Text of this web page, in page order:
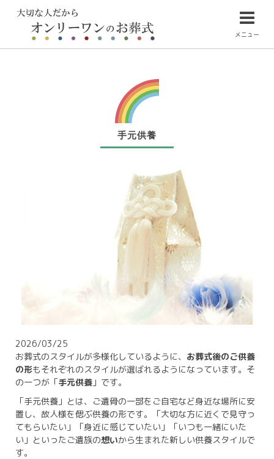
メニュー
手元供養
2026/03/25
お葬式のスタイルが多様化しているように、 お葬式後のご供養
の形もそれぞれのスタイルが選ばれるようになっています。そ
の一つが「手元供養 」です。
「手元供養」とは、ご遺骨の一部をご自宅など身近な場所に安
置し、故人様を偲ぶ供養の形です。「大切な方に近くで見守っ
てもらいたい」「身近に感じていたい」「いつも一緒にいた
い」といったご遺族の想いから生まれた新しい供養スタイルで
す。